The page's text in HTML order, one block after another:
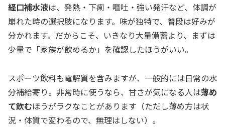
経口補水液は、発熱・下痢・嘔吐・強い発汗など、体調が
崩れた時の選択肢になります。味が独特で、普段は好みが
分かれます。だからこそ、いきなり大量備蓄より、まずは
少量で「家族が飲めるか」を確認したほうがいい。
スポーツ飲料も電解質を含みますが、一般的には日常の水
分補給寄り。非常時に使うなら、甘さが気になる人は薄め
て飲むほうがラクなことがあります（ただし薄め方は状
況・体質で変わるので、無理はしない）。